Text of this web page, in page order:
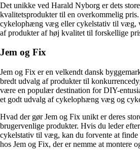
Det unikke ved Harald Nyborg er dets
kvalitetsprodukter til en overkommelig
cykelophæng væg eller cykelstativ til væg,
af produkter af høj kvalitet til forskellige
Jem og Fix
Jem og Fix er en velkendt dansk
bredt udvalg af produkter til
være en populær destination for DIY-
et godt udvalg af cykelophæng væg og
Hvad der gør Jem og Fix unikt er deres
brugervenlige produkter. Hvis du leder
cykelstativ til væg, kan du forvente at
hos Jem og Fix, der er nemme at montere